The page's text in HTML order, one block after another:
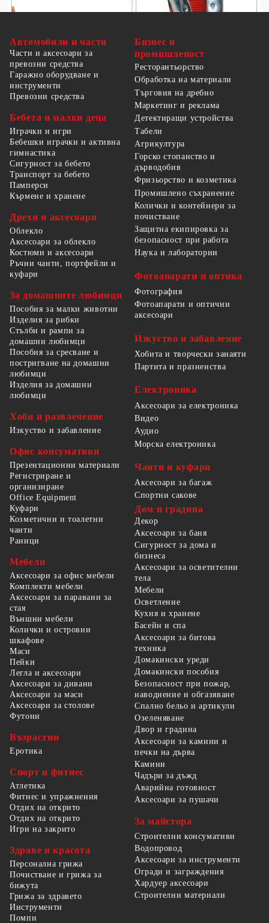
Автомобили и части
Части и аксесоари за
превозни средства
Гаражно оборудване и
инструменти
Превозни средства
Бебета и малки деца
Играчки и игри
Бебешки играчки и активна
гимнастика
Сигурност за бебето
Транспорт за бебето
Памперси
Кърмене и хранене
Дрехи и аксесоари
Облекло
Аксесоари за облекло
Костюми и аксесоари
Ръчни чанти, портфейли и
куфари
За домашните любимци
Пособия за малки животни
Изделия за рибки
Стълби и рампи за
домашни любимци
Пособия за сресване и
постригване на домашни
любимци
Изделия за домашни
любимци
Хоби и развлечение
Изкуство и забавление
Офис консумативи
Презентационни материали
Регистриране и
организиране
Office Equipment
Бизнес и
промишленост
Ресторантьорство
Обработка на материали
Търговия на дребно
Маркетинг и реклама
Детектиращи устройства
Табели
Агрикултура
Горско стопанство и
дърводобив
Фризьорство и козметика
Промишлено съхранение
Колички и контейнери за
почистване
Защитна екипировка за
безопасност при работа
Наука и лаборатории
Фотоапарати и оптика
Фотография
Фотоапарати и оптични
аксесоари
Изкуство и забавление
Хобита и творчески занаяти
Партита и празненства
Електроника
Аксесоари за електроника
Видео
Аудио
Морска електроника
Чанти и куфари
Аксесоари за багаж
Спортни сакове
Куфари
Козметични и тоалетни
чанти
Раници
Мебели
Аксесоари за офис мебели
Комплекти мебели
Аксесоари за паравани за
стая
Външни мебели
Колички и островни
шкафове
Маси
Пейки
Легла и аксесоари
Аксесоари за дивани
Аксесоари за маси
Аксесоари за столове
Футони
Възрастни
Еротика
Спорт и фитнес
Атлетика
Фитнес и упражнения
Отдих на открито
Отдих на открито
Игри на закрито
Здраве и красота
Персонална грижа
Почистване и грижа за
бижута
Грижа за здравето
Дом и градина
Декор
Аксесоари за баня
Сигурност за дома и
бизнеса
Аксесоари за осветителни
тела
Мебели
Осветление
Кухня и хранене
Басейн и спа
Аксесоари за битова
техника
Домакински уреди
Домакински пособия
Безопасност при пожар,
наводнение и обгазяване
Спално бельо и артикули
Озеленяване
Двор и градина
Аксесоари за камини и
печки на дърва
Камини
Чадъри за дъжд
Аварийна готовност
Аксесоари за пушачи
За майстора
Строителни консумативи
Водопровод
Аксесоари за инструменти
Огради и заграждения
Хардуер аксесоари
Строителни материали
Инструменти
Помпи